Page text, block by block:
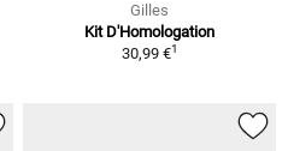
Gilles
Kit D'Homologation
30,99 €1